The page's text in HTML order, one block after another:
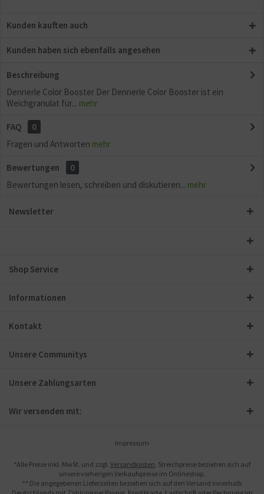
Kunden kauften auch
Kunden haben sich ebenfalls angesehen
Beschreibung
Dennerle Color Booster Der Dennerle Color Booster ist ein
Weichgranulat für... mehr
FAQ
0
Fragen und Antworten mehr
Bewertungen
0
Bewertungen lesen, schreiben und diskutieren... mehr
Newsletter
Shop Service
Informationen
Kontakt
Unsere Communitys
Unsere Zahlungsarten
Wir versenden mit:
Impressum
*Alle Preise inkl. MwSt. und zzgl. Versandkosten. Streichpreise beziehen sich auf
unsere vorherigen Verkaufspreise im Onlineshop.
** Die angegebenen Lieferzeiten beziehen sich auf den Versand innerhalb